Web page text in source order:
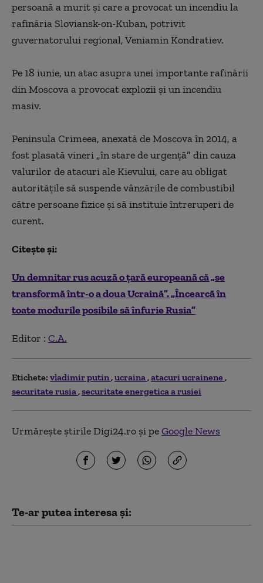
persoană a murit şi care a provocat un incendiu la
rafinăria Sloviansk-on-Kuban, potrivit
guvernatorului regional, Veniamin Kondratiev.
Pe 18 iunie, un atac asupra unei importante rafinării
din Moscova a provocat explozii şi un incendiu
masiv.
Peninsula Crimeea, anexată de Moscova în 2014, a
fost plasată vineri „în stare de urgenţă” din cauza
valurilor de atacuri ale Kievului, care au obligat
autorităţile să suspende vânzările de combustibil
către persoane fizice şi să instituie întreruperi de
curent.
Citește și:
Un demnitar rus acuză o țară europeană că „se
transformă într-o a doua Ucraină”. „Încearcă în
toate modurile posibile să înfurie Rusia”
Editor : C.A.
Etichete: vladimir putin ucraina atacuri ucrainene
securitate rusia securitate energetica a rusiei
Urmărește știrile Digi24.ro și peGoogle News
Te-ar putea interesa și: